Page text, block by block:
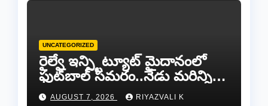
UNCATEGORIZED
రైల్వే ఇన్స్టిట్యూట్ మైదానంలో
ఫుట్‌బాల్ సమరం..నేడు మరిన్ని
జట్లు సిద్ధం!.
AUGUST 7, 2026 RIYAZVALI K